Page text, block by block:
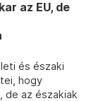
az EU, de
és északi
hogy
de az északiak